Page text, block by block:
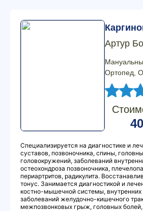
Артур
Ортопед,
Специализируется на диагностике и
суставов, позвоночника, спины,
головокружений, заболеваний
остеохондроза позвоночника,
периартритов, радикулита.
тонус. Занимается диагностикой и
костно-мышечной системы, внутренних
заболеваний желудочно-кишечного
межпозвонковых грыж, головных